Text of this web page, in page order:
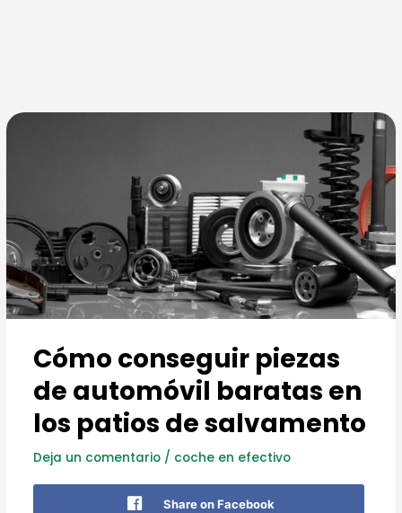
Cómo conseguir piezas
de automóvil baratas en
los patios de salvamento
Deja un comentario / coche en efectivo
Share on Facebook